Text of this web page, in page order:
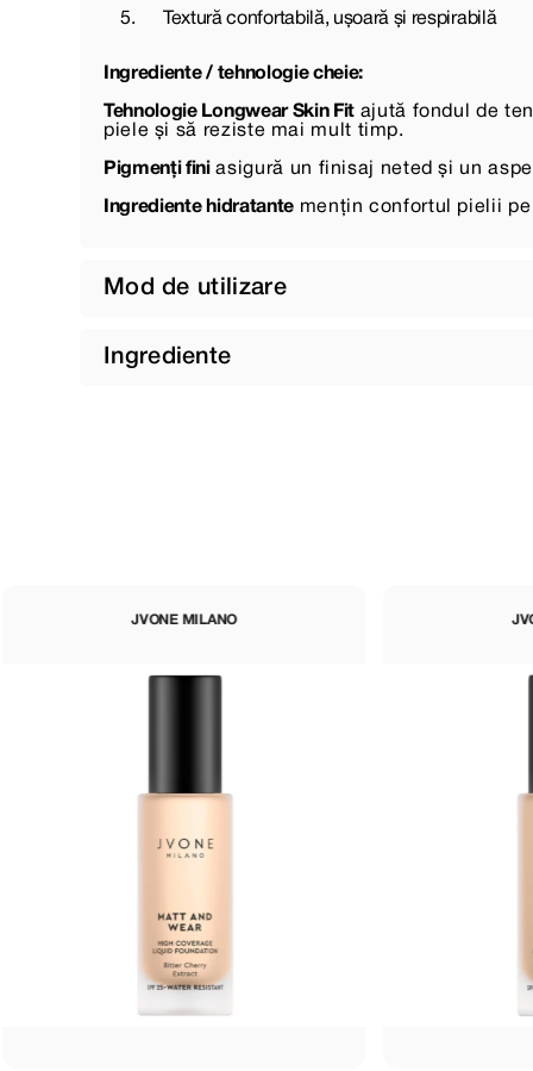
Textură confortabilă, ușoară și respirabilă
Ingrediente / tehnologie cheie:
Tehnologie Longwear Skin Fit ajută fondul de
piele și să reziste mai mult timp.
Pigmenți finiasigură un finisaj neted și un
Ingrediente hidratantemențin confortul pielii pe
Mod de utilizare
Ingrediente
JVONE MILANO